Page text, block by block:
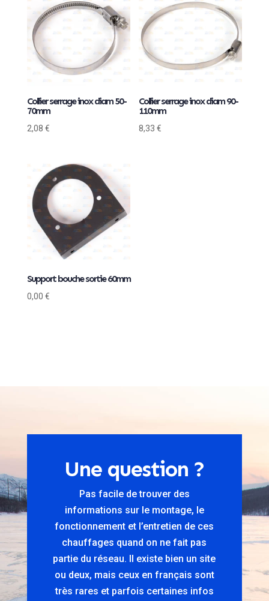
Collier serrage inox diam 50-
70mm
2,08 €
Collier serrage inox diam 90-
110mm
8,33€
Support bouche sortie 60mm
0,00 €
Une question ?
Pas facile de trouver des
informations sur le montage, le
fonctionnement et l’entretien de ces
chauffages quand on ne fait pas
partie du réseau. Il existe bien un site
ou deux, mais ceux en français sont
très rares et parfois certaines infos